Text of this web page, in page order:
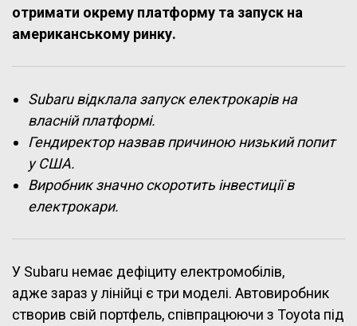
отримати окрему платформу та запуск на
американському ринку.
Subaru відклала запуск електрокарів на
власній платформі.
Гендиректор назвав причиною низький попит
у США.
Виробник значно скоротить інвестиції в
електрокари.
У Subaru немає дефіциту електромобілів,
адже зараз у лінійці є три моделі. Автовиробник
створив свій портфель, співпрацюючи з Toyota під